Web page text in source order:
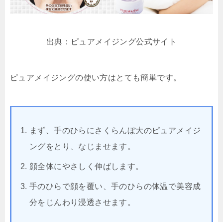
出典：ピュアメイジング公式サイト
ピュアメイジングの使い方はとても簡単です。
まず、手のひらにさくらんぼ大のピュアメイジ
ングをとり、なじませます。
顔全体にやさしく伸ばします。
手のひらで顔を覆い、手のひらの体温で美容成
分をじんわり浸透させます。